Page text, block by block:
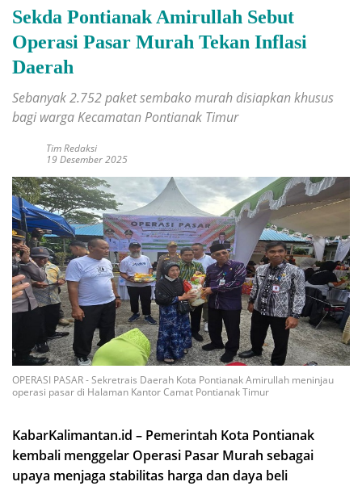
Sekda Pontianak Amirullah Sebut
Operasi Pasar Murah Tekan Inflasi
Daerah
Sebanyak 2.752 paket sembako murah disiapkan khusus
bagi warga Kecamatan Pontianak Timur
Tim Redaksi
19 Desember 2025
OPERASI PASAR - Sekretrais Daerah Kota Pontianak Amirullah meninjau
operasi pasar di Halaman Kantor Camat Pontianak Timur
KabarKalimantan.id – Pemerintah Kota Pontianak
kembali menggelar Operasi Pasar Murah sebagai
upaya menjaga stabilitas harga dan daya beli